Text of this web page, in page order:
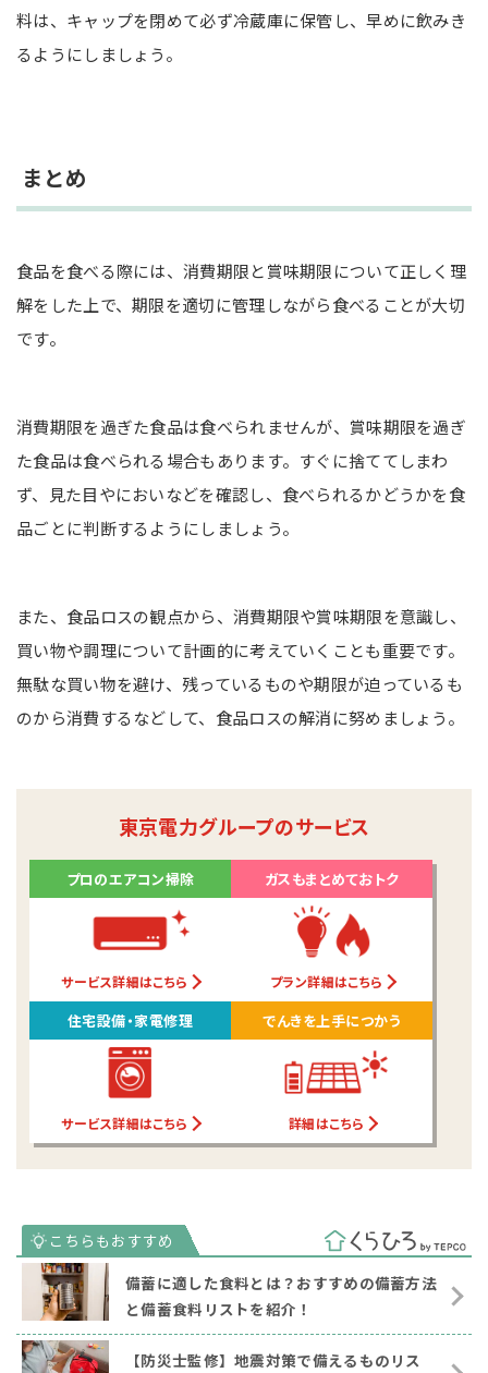
料は、キャップを閉めて必ず冷蔵庫に保管し、早めに飲みき
るようにしましょう。
まとめ
食品を食べる際には、消費期限と賞味期限について正しく理
解をした上で、期限を適切に管理しながら食べることが大切
です。
消費期限を過ぎた食品は食べられませんが、賞味期限を過ぎ
た食品は食べられる場合もあります。すぐに捨ててしまわ
ず、見た目やにおいなどを確認し、食べられるかどうかを食
品ごとに判断するようにしましょう。
また、食品ロスの観点から、消費期限や賞味期限を意識し、
買い物や調理について計画的に考えていくことも重要です。
無駄な買い物を避け、残っているものや期限が迫っているも
のから消費するなどして、食品ロスの解消に努めましょう。
東京電力グループのサービス
プロのエアコン掃除
サービス詳細はこちら
ガスもまとめておトク
プラン詳細はこちら
住宅設備・家電修理
サービス詳細はこちら
でんきを上手につかう
詳細はこちら
備蓄に適した食料とは？おすすめの備蓄方法
と備蓄食料リストを紹介！
【防災士監修】地震対策で備えるものリス